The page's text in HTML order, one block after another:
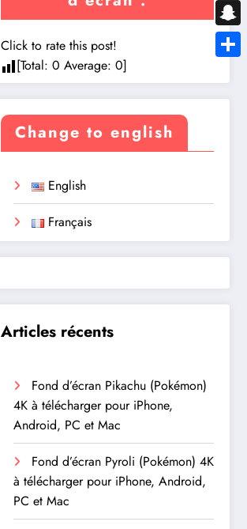
Click to rate this post!
[Total: 0 Average: 0]
Change to english
English
Français
Articles récents
Fond d’écran Pikachu (Pokémon)
4K à télécharger pour iPhone,
Android, PC et Mac
Fond d’écran Pyroli (Pokémon) 4K
à télécharger pour iPhone, Android,
PC et Mac